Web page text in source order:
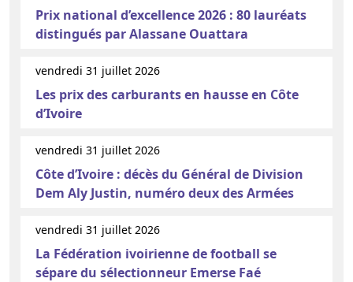
Prix national d’excellence 2026 : 80 lauréats
distingués par Alassane Ouattara
vendredi 31 juillet 2026
Les prix des carburants en hausse en Côte
d’Ivoire
vendredi 31 juillet 2026
Côte d’Ivoire : décès du Général de Division
Dem Aly Justin, numéro deux des Armées
vendredi 31 juillet 2026
La Fédération ivoirienne de football se
sépare du sélectionneur Emerse Faé